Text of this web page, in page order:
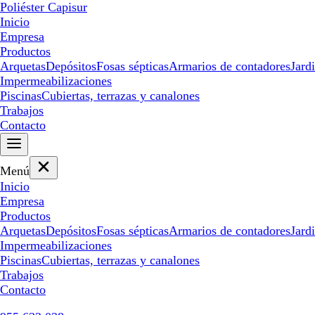
Poliéster Capisur
Inicio
Empresa
Productos
ArquetasDepósitosFosas sépticasArmarios de contadores
Impermeabilizaciones
PiscinasCubiertas, terrazas y canalones
Trabajos
Contacto
Menú
Inicio
Empresa
Productos
ArquetasDepósitosFosas sépticasArmarios de contadores
Impermeabilizaciones
PiscinasCubiertas, terrazas y canalones
Trabajos
Contacto